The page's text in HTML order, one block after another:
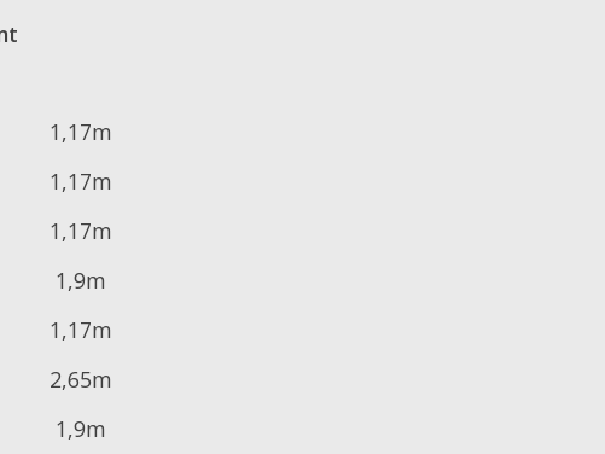
1,17m
1,17m
1,17m
1,9m
1,17m
2,65m
1,9m